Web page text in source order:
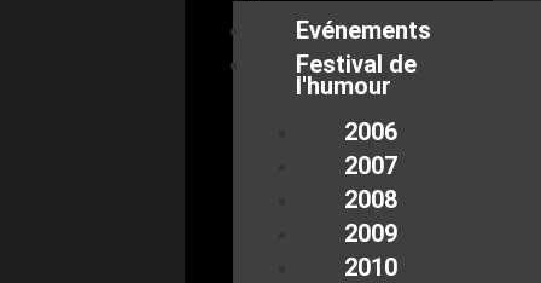
Evénements
Festival de
l'humour
2006
2007
2008
2009
2010